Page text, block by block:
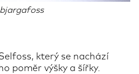
který se nachází
poměr výšky a šířky.